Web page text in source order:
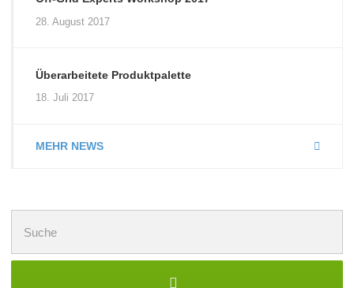
28. August 2017
Überarbeitete Produktpalette
18. Juli 2017
MEHR NEWS
nach: